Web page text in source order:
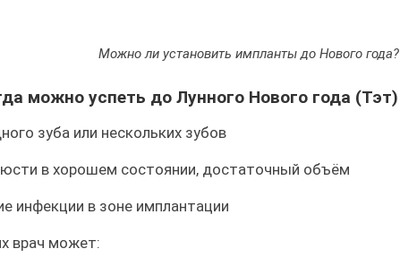
Можно ли установить импланты до Нового года?
можно успеть до Лунного Нового года (Тэт)
зуба или нескольких зубов
в хорошем состоянии, достаточный объём
инфекции в зоне имплантации
врач может: